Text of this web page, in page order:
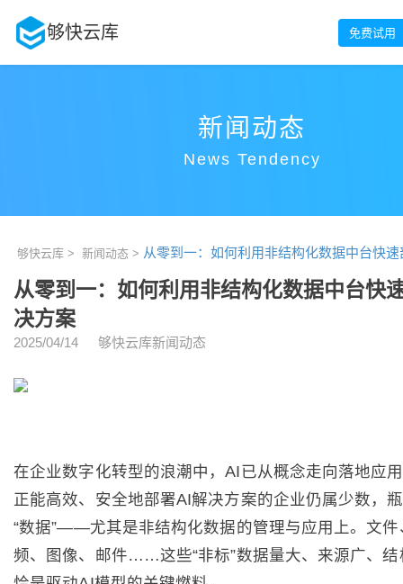
够快云库 免费试用
新闻动态
News Tendency
够快云库 > 新闻动态 > 从零到一：如何利用非结构化数据中台快
从零到一：如何利用非结构化数据中台快
决方案
2025/04/14 够快云库新闻动态
在企业数字化转型的浪潮中，AI已从概念走向落地应
正能高效、安全地部署AI解决方案的企业仍属少数，
“数据”——尤其是非结构化数据的管理与应用上。文件
频、图像、邮件……这些“非标”数据量大、来源广、结